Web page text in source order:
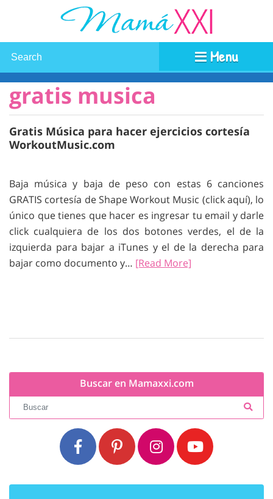
Menu
gratis musica
Gratis Música para hacer ejercicios cortesía
WorkoutMusic.com
Baja música y baja de peso con estas 6 canciones
GRATIS cortesía de Shape Workout Music (click aquí), lo
único que tienes que hacer es ingresar tu email y darle
click cualquiera de los dos botones verdes, el de la
izquierda para bajar a iTunes y el de la derecha para
bajar como documento y… [Read More]
Buscar en Mamaxxi.com